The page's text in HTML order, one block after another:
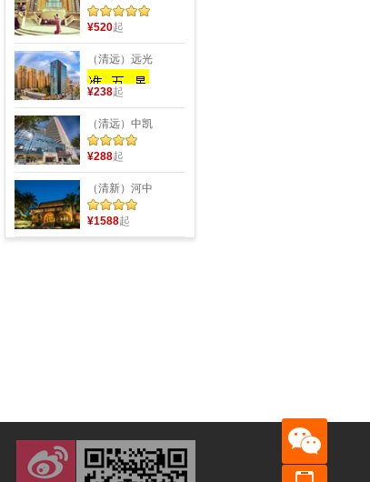
¥520起
（清远）远光
¥238起
（清远）中凯
¥288起
（清新）河中
¥1588起